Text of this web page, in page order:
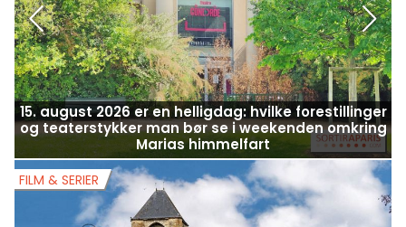
15. august 2026 er en helligdag: hvilke forestillinger
og teaterstykker man bør se i weekenden omkring
Marias himmelfart
FILM & SERIER